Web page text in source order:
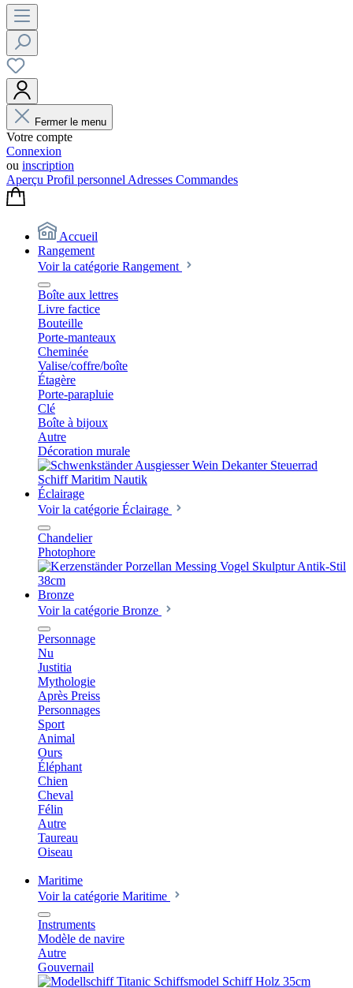
Fermer le menu
Votre compte
Connexion
ou inscription
Aperçu Profil personnel Adresses Commandes
Accueil
Rangement
Voir la catégorie Rangement
Boîte aux lettres
Livre factice
Bouteille
Porte-manteaux
Cheminée
Valise/coffre/boîte
Étagère
Porte-parapluie
Clé
Boîte à bijoux
Autre
Décoration murale
Éclairage
Voir la catégorie Éclairage
Chandelier
Photophore
Bronze
Voir la catégorie Bronze
Personnage
Nu
Justitia
Mythologie
Après Preiss
Personnages
Sport
Animal
Ours
Éléphant
Chien
Cheval
Félin
Autre
Taureau
Oiseau
Maritime
Voir la catégorie Maritime
Instruments
Modèle de navire
Autre
Gouvernail